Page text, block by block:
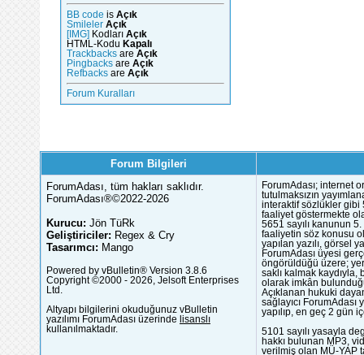
BB code is Açık
Smileler Açık
[IMG] Kodları Açık
HTML-Kodu Kapalı
Trackbacks are Açık
Pingbacks are Açık
Refbacks are Açık
Forum Kuralları
Forum Bilgileri
ForumAdası, tüm hakları saklıdır.
ForumAdası®©2022-2026
Kurucu: Jön TüRk
Geliştiriciler: Regex & Cry
Tasarımcı: Mango
Powered by vBulletin® Version 3.8.6
Copyright ©2000 - 2026, Jelsoft Enterprises
Ltd.
Altyapı bilgilerini okuduğunuz vBulletin
yazılımı ForumAdası üzerinde lisanslı
kullanılmaktadır.
ForumAdası; internet
tutulmaksızın
interaktif sözlükler gibi
faaliyet göstermekte
5651 sayılı kanunun
faaliyetin söz konusu
yapılan yazılı, görsel
ForumAdası üyesi
öngörüldüğü üzere;
saklı kalmak
olarak imkân
Açıklanan hukuki
sağlayıcı
yapılıp, en geç 2 gün
5101 sayılı yasayla
hakkı bulunan MP3,
verilmiş olan MÜ-YAP